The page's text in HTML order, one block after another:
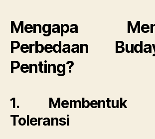
Mengapa
Perbedaan
Penting?
1. Membentuk
Toleransi